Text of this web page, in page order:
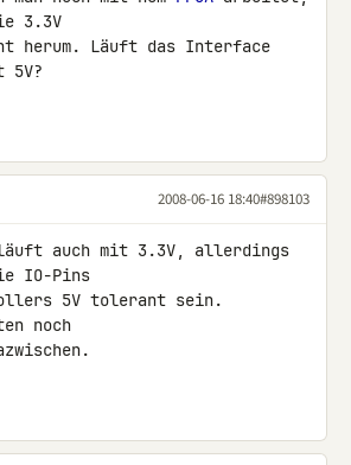
3.3V
herum. Läuft das Interface
5V?
2008-06-16 18:40#898103
auch mit 3.3V, allerdings
IO-Pins
5V tolerant sein.
noch